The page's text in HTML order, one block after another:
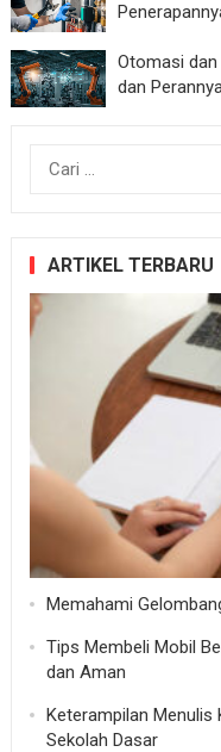
Otomasi dan
dan
Cari
ARTIKEL TERBARU
Memahami
Tips Membeli Mobil
dan Aman
Keterampilan Menulis
Sekolah Dasar